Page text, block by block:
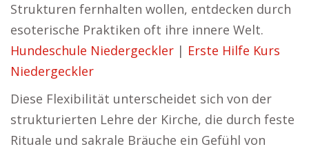
Strukturen fernhalten wollen, entdecken durch
esoterische Praktiken oft ihre innere Welt.
Hundeschule Niedergeckler | Erste Hilfe Kurs
Niedergeckler
Diese Flexibilität unterscheidet sich von der
strukturierten Lehre der Kirche, die durch feste
Rituale und sakrale Bräuche ein Gefühl von